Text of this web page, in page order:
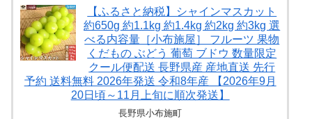
【ふるさと納税】シャインマスカット
約650g 約1.1kg 約1.4kg 約2kg 約3kg 選
べる内容量［小布施屋］ フルーツ 果物
くだもの ぶどう 葡萄 ブドウ 数量限定
クール便配送 長野県産 産地直送 先行
予約 送料無料 2026年発送 令和8年産 【2026年9月
20日頃～11月上旬に順次発送】
長野県小布施町